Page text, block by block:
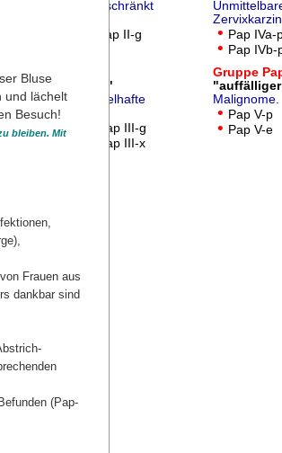
Befunde mit eingeschränkt
Pap II-g
Gruppe
"unklarer Befund"
Unklare bzw. zweifelhafte
Befunde.
• Pap III-p Pap III-g
• Pap III-x
• Pap IVa-
• Pap IVb-
Gruppe
Malignome.
• Pap V-
• Pap V-
bleiben. Mit
Frauen aus
dankbar sind
(Pap-